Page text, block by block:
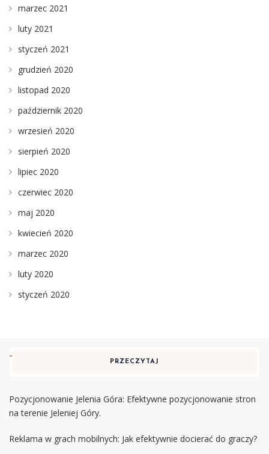
marzec 2021
luty 2021
styczeń 2021
grudzień 2020
listopad 2020
październik 2020
wrzesień 2020
sierpień 2020
lipiec 2020
czerwiec 2020
maj 2020
kwiecień 2020
marzec 2020
luty 2020
styczeń 2020
PRZECZYTAJ
Pozycjonowanie Jelenia Góra: Efektywne pozycjonowanie stron
na terenie Jeleniej Góry.
Reklama w grach mobilnych: Jak efektywnie docierać do graczy?